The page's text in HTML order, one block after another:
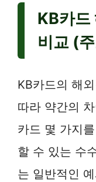
KB카드
비교 (
KB카드의 해
따라 약간의
카드 몇 가지
할 수 있는 수
는 일반적인